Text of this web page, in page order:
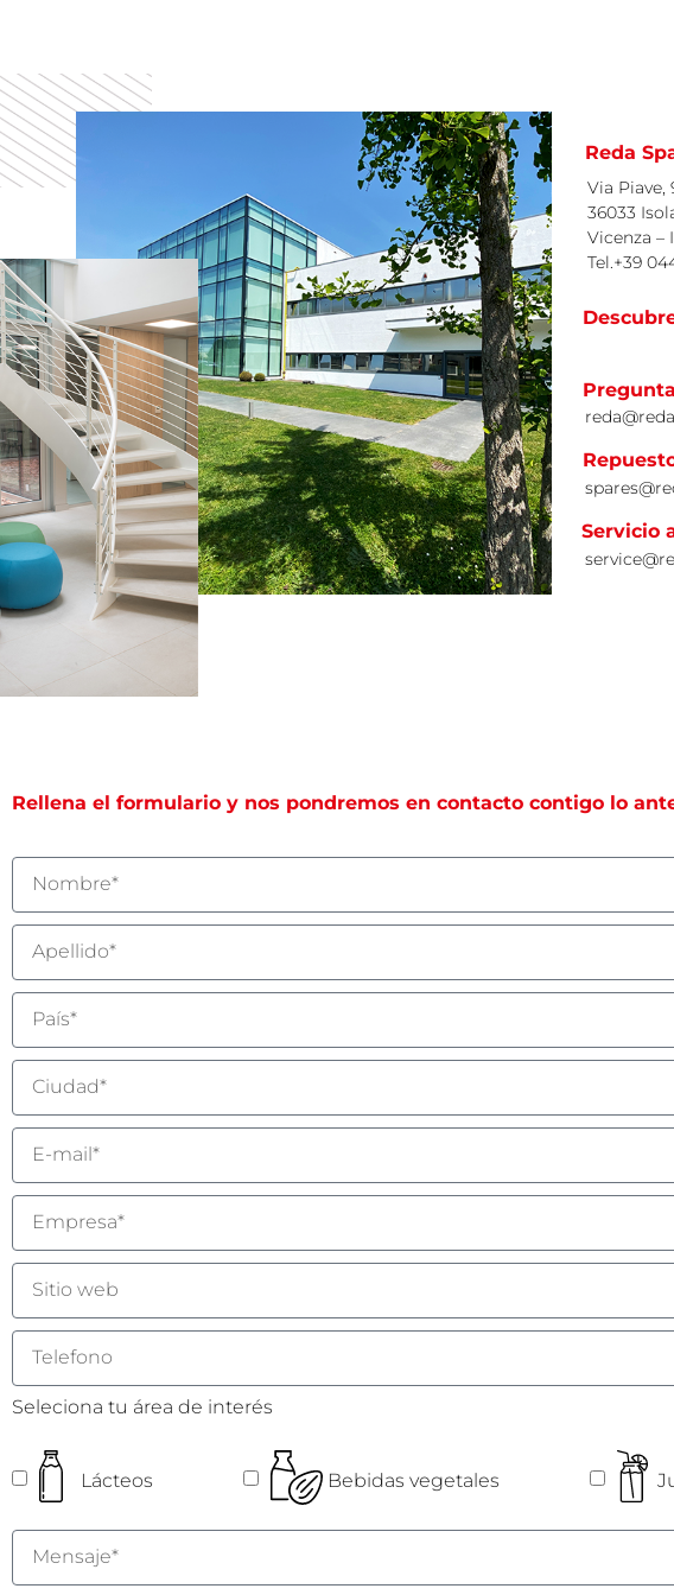
Reda
Via Piave,
36033
Vicenza –
Tel.+39
Servicio
Rellena el formulario y nos pondremos en contacto contigo lo
Seleciona tu área de interés
Lácteos Bebidas vegetales